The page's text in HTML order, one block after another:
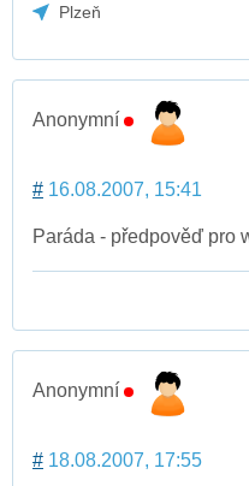
Plzeň
Anonymní
# 16.08.2007, 15:41
Paráda - předpověď pro
Anonymní
# 18.08.2007, 17:55